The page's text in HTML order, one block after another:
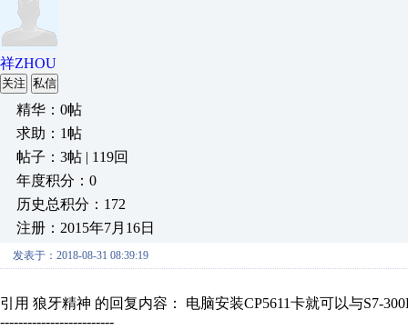
祥ZHOU
关注 私信
精华：0帖
求助：1帖
帖子：3帖 | 119回
年度积分：0
历史总积分：172
注册：2015年7月16日
发表于：2018-08-31 08:39:19
引用 狼牙精神 的回复内容： 电脑安装CP5611卡就可以与S7-
-------------------------